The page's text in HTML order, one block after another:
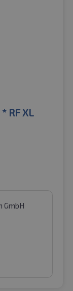
RF XL
GmbH